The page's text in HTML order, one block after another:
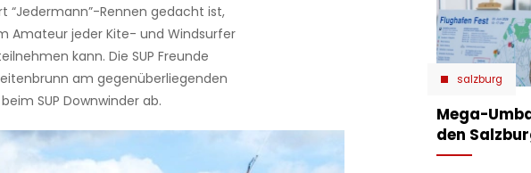
“Jedermann”-Rennen gedacht ist,
Amateur jeder Kite- und Windsurfer
kann. Die SUP Freunde
am gegenüberliegenden
SUP Downwinder ab.
salzburg
Mega-
den